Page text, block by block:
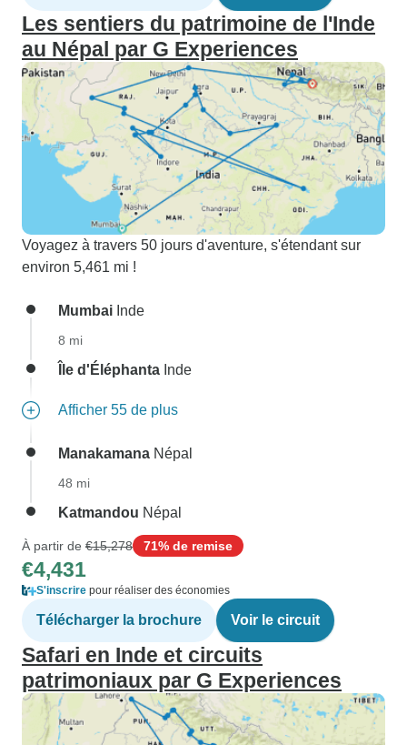
Les sentiers du patrimoine de l'Inde
au Népal par G Experiences
Voyagez à travers 50 jours d'aventure, s'étendant sur
environ 5,461 mi !
Mumbai Inde
8 mi
Île d'Éléphanta Inde
Afficher 55 de plus
Manakamana Népal
48 mi
Katmandou Népal
À partir de €15,278 71% de remise
€4,431
S'inscrire pour réaliser des économies
Télécharger la brochure Voir le circuit
Safari en Inde et circuits
patrimoniaux par G Experiences